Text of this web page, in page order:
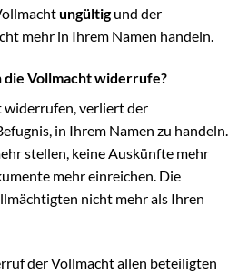
ungültigund der
mehr in Ihrem Namen handeln.
die Vollmacht widerrufe?
widerrufen, verliert der
in Ihrem Namen zu handeln.
stellen, keine Auskünfte mehr
mehr einreichen. Die
nicht mehr als Ihren
der Vollmacht allen beteiligten